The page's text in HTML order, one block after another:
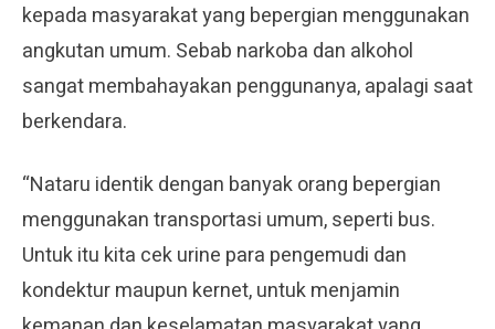
kepada masyarakat yang bepergian menggunakan
angkutan umum. Sebab narkoba dan alkohol
sangat membahayakan penggunanya, apalagi saat
berkendara.
“Nataru identik dengan banyak orang bepergian
menggunakan transportasi umum, seperti bus.
Untuk itu kita cek urine para pengemudi dan
kondektur maupun kernet, untuk menjamin